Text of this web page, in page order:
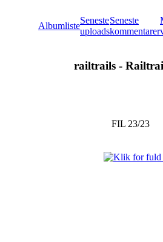
Albumliste
Seneste
uploads
Seneste
kommentarer
railtrails -
FIL 23/23